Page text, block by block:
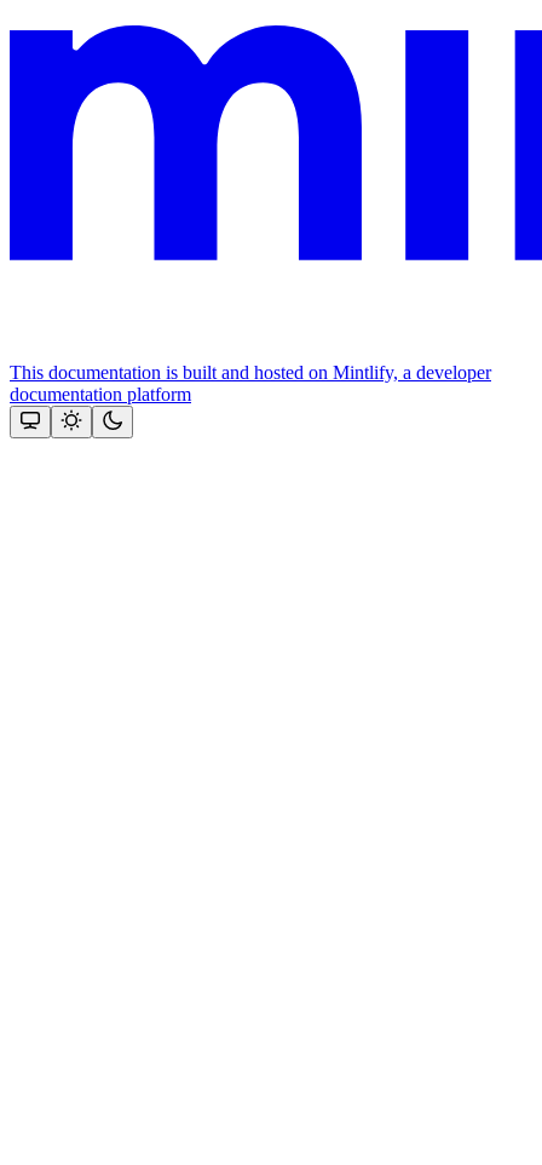
This documentation is built and hosted on Mintlify, a developer
documentation platform